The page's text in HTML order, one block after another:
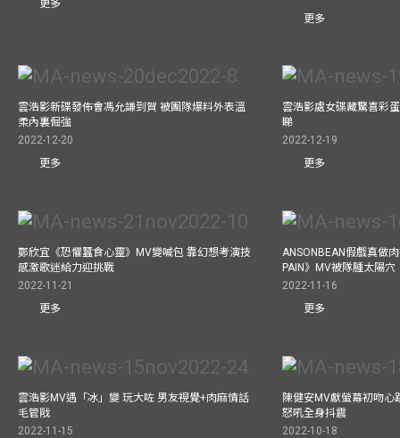
更多
更多
雲浩影新碟發佈會馮允謙到賀 被團隊爆料外表溫
柔內裏倔強
2022-12-20
更多
雲浩影處女碟藏驚喜彩
睇
2022-12-19
更多
鄭欣宜《恐懼蠶食心靈》MV變喊包 靠幻想考演技
感激歌迷給力迎挑戰
2022-11-21
更多
ANSONBEAN假戲真做
PAIN》MV被隊腫太陽穴
2022-11-16
更多
雲浩影MV遇「冰」變 玩大咗 男友視覺+肉麻情話
毛管戙
2022-11-15
陳健安MV獻螢幕初吻心
怒吼全身抖震
2022-10-18